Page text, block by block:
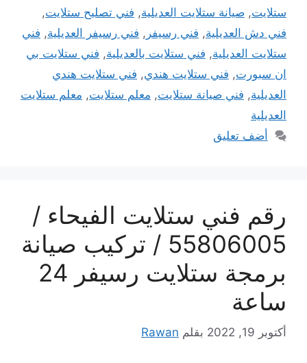
ستلايت, صيانة ستلايت العديلية, فني تصليح ستلايت,
فني دش العديلية, فني رسيفر , فني رسيفر العديلية, فني
ستلايت العديلية, فني ستلايت بالعديلية, فني ستلايت بي
ان سبورت, فني ستلايت هندي, فني ستلايت هندي
العديلية, فني صيانة ستلايت, معلم ستلايت, معلم ستلايت
العديلية
أضف تعليق
رقم فني ستلايت الفيحاء /
55806005 / تركيب صيانة
برمجة ستلايت رسيفر 24
ساعة
أكتوبر 19, 2022 بقلم Rawan